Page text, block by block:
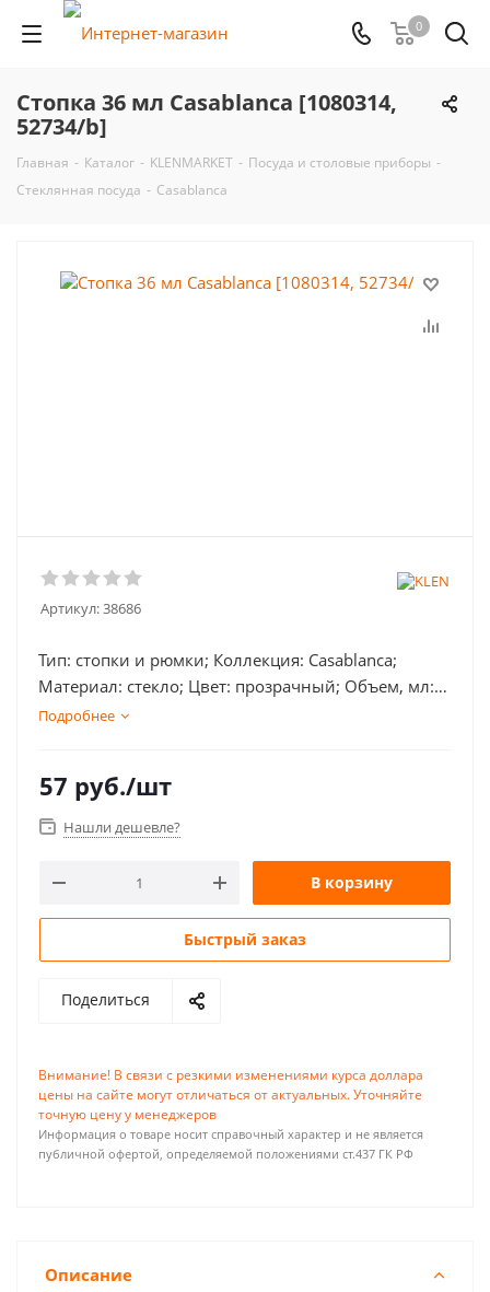
0
Стопка 36 мл Casablanca [1080314,
52734/b]
Главная - Каталог - KLENMARKET - Посуда и столовые приборы -
Стеклянная посуда - Casablanca
Артикул:38686
Тип: стопки и рюмки; Коллекция: Casablanca;
Материал: стекло; Цвет: прозрачный; Объем, мл:
37; Диаметр, мм: 48; Высота, мм: 55; Количество в
Подробнее
57 руб./шт
Нашли дешевле?
В корзину
Быстрый заказ
Поделиться
Внимание! В связи с резкими изменениями курса доллара
цены на сайте могут отличаться от актуальных. Уточняйте
точную цену у менеджеров
Информация о товаре носит справочный характер и не является
публичной офертой, определяемой положениями ст.437 ГК РФ
Описание